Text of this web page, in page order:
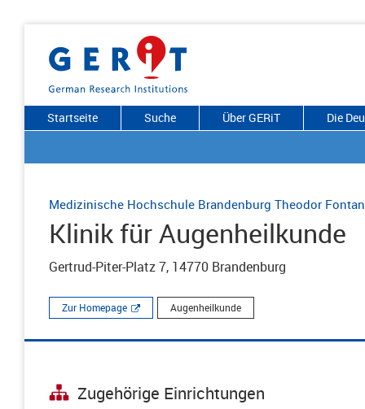
Startseite Suche Über GERiT Die
Medizinische Hochschule Brandenburg Theodor
Klinik für Augenheilkunde
Gertrud-Piter-Platz 7, 14770 Brandenburg
Zur Homepage Augenheilkunde
Zugehörige Einrichtungen